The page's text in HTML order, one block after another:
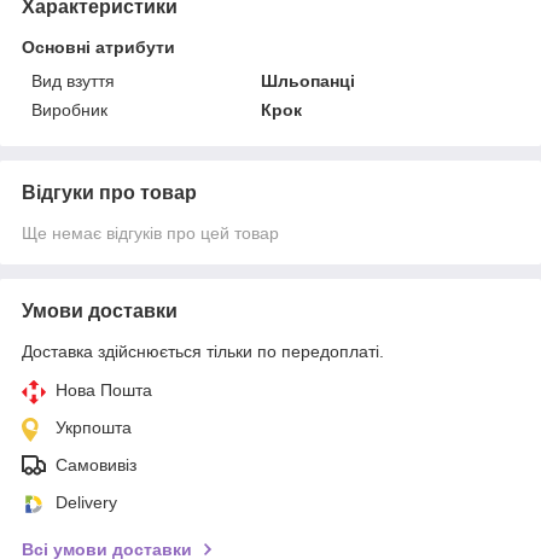
Характеристики
Основні атрибути
Вид взуття
Шльопанці
Виробник
Крок
Відгуки про товар
Ще немає відгуків про цей товар
Умови доставки
Доставка здійснюється тільки по передоплаті.
Нова Пошта
Укрпошта
Самовивіз
Delivery
Всі умови доставки